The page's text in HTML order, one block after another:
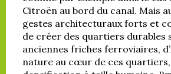
Citroën au bord du canal. Mais
gestes architecturaux forts et
de créer des quartiers durables
anciennes friches ferroviaires,
nature au cœur de ces